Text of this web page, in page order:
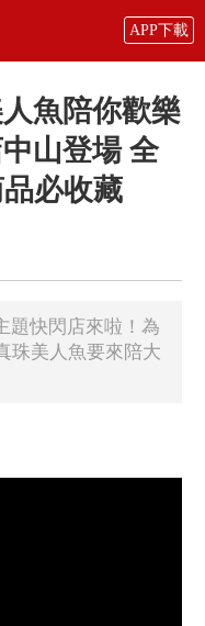
APP下載
人魚陪你歡樂
山登場 全
必收藏
題快閃店來啦！為
珠美人魚要來陪大